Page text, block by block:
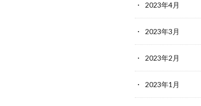
2023年4月
2023年3月
2023年2月
2023年1月